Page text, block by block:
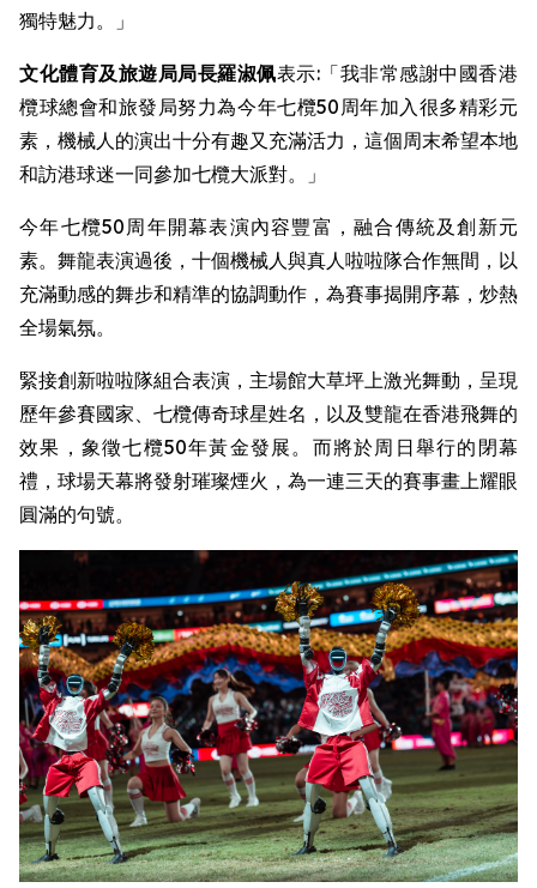
獨特魅力。」
文化體育及旅遊局局長羅淑佩表示:「我非常感謝中國香港
欖球總會和旅發局努力為今年七欖50周年加入很多精彩元
素，機械人的演出十分有趣又充滿活力，這個周末希望本地
和訪港球迷一同參加七欖大派對。」
今年七欖50周年開幕表演內容豐富，融合傳統及創新元
素。舞龍表演過後，十個機械人與真人啦啦隊合作無間，以
充滿動感的舞步和精準的協調動作，為賽事揭開序幕，炒熱
全場氣氛。
緊接創新啦啦隊組合表演，主場館大草坪上激光舞動，呈現
歷年參賽國家、七欖傳奇球星姓名，以及雙龍在香港飛舞的
效果，象徵七欖50年黃金發展。而將於周日舉行的閉幕
禮，球場天幕將發射璀璨煙火，為一連三天的賽事畫上耀眼
圓滿的句號。